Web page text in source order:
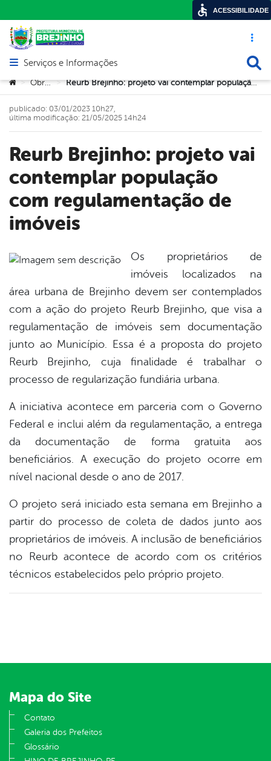
Acesso
Abrir menu principal de navegação
Serviços e Informações
Você está aqui:
> Obras > Reurb Brejinho: projeto vai contemplar população com regulamentação de imóveis
Reurb Brejinho: projeto vai
contemplar população
com regulamentação de
imóveis
publicado: 03/01/2023 10h27,
última modificação: 21/05/2025 14h24
Os proprietários de
imóveis localizados na
área urbana de Brejinho devem ser contemplados
com a ação do projeto Reurb Brejinho, que visa a
regulamentação de imóveis sem documentação
junto ao Município. Essa é a proposta do projeto
Reurb Brejinho, cuja finalidade é trabalhar o
processo de regularização fundiária urbana.
A iniciativa acontece em parceria com o Governo
Federal e inclui além da regulamentação, a entrega
da documentação de forma gratuita aos
beneficiários. A execução do projeto ocorre em
nível nacional desde o ano de 2017.
O projeto será iniciado esta semana em Brejinho a
partir do processo de coleta de dados junto aos
proprietários de imóveis. A inclusão de beneficiários
no Reurb acontece de acordo com os critérios
técnicos estabelecidos pelo próprio projeto.
Mapa do Site
Contato
Galeria dos Prefeitos
Glossário
ACESSIBILIDADE